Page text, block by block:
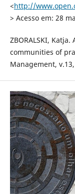
<http://
> Acesso em: 28
ZBORALSKI,
communities of
Management,